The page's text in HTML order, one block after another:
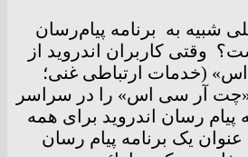
شبیه به برنامه پیام‌رسان
وقتی کاربران اندروید از
(خدمات ارتباطی غنی؛
آر سی اس» را در سراسر
پیام رسان اندروید برای همه
عنوان یک برنامه پیام رسان